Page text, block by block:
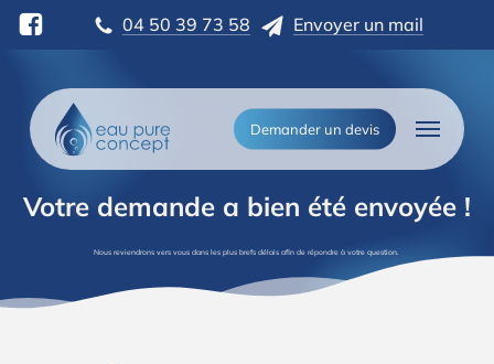
04 50 39 73 58 Envoyer un mail
Skip
content
Demander un devis Menu
Votre demande a bien été envoyée !
Nous reviendrons vers vous dans les plus brefs délais afin de répondre à votre question.